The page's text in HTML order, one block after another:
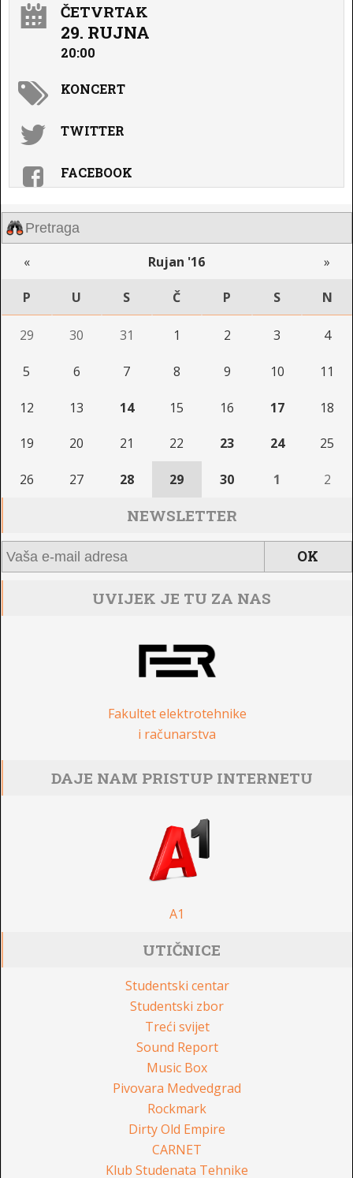
ČETVRTAK
29. RUJNA
20:00
KONCERT
TWITTER
FACEBOOK
« Rujan '16 »
P U S Č P S N
29 30 31 1 2 3 4
5 6 7 8 9 10 11
12 13 14 15 16 17 18
19 20 21 22 23 24 25
26 27 28 29 30 1 2
NEWSLETTER
UVIJEK JE TU ZA NAS
Fakultet elektrotehnike
i računarstva
DAJE NAM PRISTUP INTERNETU
A1
UTIČNICE
Studentski centar
Studentski zbor
Treći svijet
Sound Report
Music Box
Pivovara Medvedgrad
Rockmark
Dirty Old Empire
CARNET
Klub Studenata Tehnike